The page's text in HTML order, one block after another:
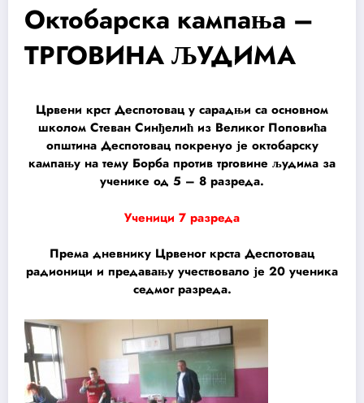
Октобарска кампања –
ТРГОВИНА ЉУДИМА
Црвени крст Деспотовац у сарадњи са основном
школом Стеван Синђелић из Великог Поповића
општина Деспотовац покренуо је октобарску
кампању на тему Борба против трговине људима за
ученике од 5 – 8 разреда.
Ученици 7 разреда
Према дневнику Црвеног крста Деспотовац
радионици и предавању учествовало је 20 ученика
седмог разреда.